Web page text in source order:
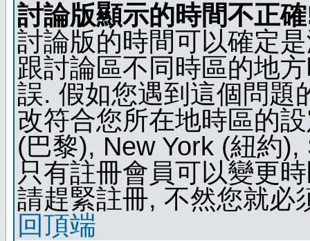
討論版顯示的時間不正
討論版的時間可以確定
跟討論區不同時區的地
誤. 假如您遇到這個問題
改符合您所在地時區的
(巴黎), New York (紐約
只有註冊會員可以變更
請趕緊註冊, 不然您就必
回頂端